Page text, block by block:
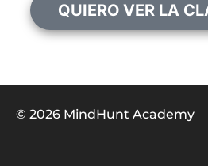
QUIERO VER LA
© 2026 MindHunt Academy